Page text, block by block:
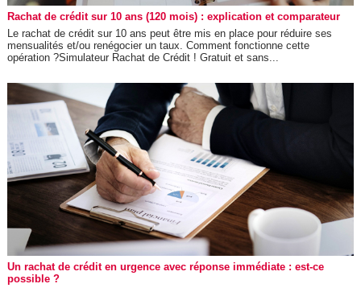
Rachat de crédit sur 10 ans (120 mois) : explication et comparateur
Le rachat de crédit sur 10 ans peut être mis en place pour réduire ses
mensualités et/ou renégocier un taux. Comment fonctionne cette
opération ?Simulateur Rachat de Crédit ! Gratuit et sans...
Un rachat de crédit en urgence avec réponse immédiate : est-ce
possible ?